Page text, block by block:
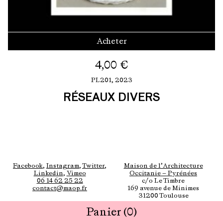
Acheter
4,00 €
PL201, 2023
RÉSEAUX DIVERS
Panier (0)
Facebook, Instagram, Twitter,
Linkedin, Vimeo
Maison de l’Architecture
Occitanie — Pyrénées
06 14 62 25 22
contact@maop.fr
c/o Le Timbre
169 avenue de Minimes
31200 Toulouse